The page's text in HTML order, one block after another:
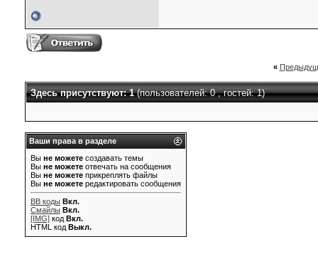
«
Здесь присутствуют: 1(пользователей: 0 , гостей: 1)
Ваши права в разделе
Вы не можете создавать темы
Вы не можете отвечать на сообщения
Вы не можете прикреплять файлы
Вы не можете редактировать сообщения
BB коды Вкл.
Смайлы Вкл.
[IMG] код Вкл.
HTML код Выкл.